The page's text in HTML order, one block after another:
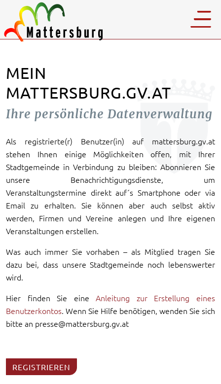
MEIN
MATTERSBURG.GV.AT
Ihre persönliche Datenverwaltung
Als registrierte(r) Benutzer(in) auf mattersburg.gv.at
stehen Ihnen einige Möglichkeiten offen, mit Ihrer
Stadtgemeinde in Verbindung zu bleiben: Abonnieren Sie
unsere Benachrichtigungsdienste, um
Veranstaltungstermine direkt auf´s Smartphone oder via
Email zu erhalten. Sie können aber auch selbst aktiv
werden, Firmen und Vereine anlegen und Ihre eigenen
Veranstaltungen erstellen.
Was auch immer Sie vorhaben – als Mitglied tragen Sie
dazu bei, dass unsere Stadtgemeinde noch lebenswerter
wird.
Hier finden Sie eineAnleitung zur Erstellung eines
Benutzerkontos. Wenn Sie Hilfe benötigen, wenden Sie sich
bitte an presse@mattersburg.gv.at
REGISTRIEREN